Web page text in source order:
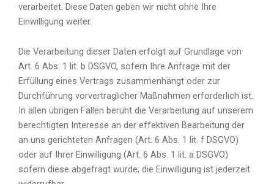
verarbeitet. Diese Daten geben wir nicht ohne Ihre
Einwilligung weiter.
Die Verarbeitung dieser Daten erfolgt auf Grundlage von
Art. 6 Abs. 1 lit. b DSGVO, sofern Ihre Anfrage mit der
Erfüllung eines Vertrags zusammenhängt oder zur
Durchführung vorvertraglicher Maßnahmen erforderlich ist.
In allen übrigen Fällen beruht die Verarbeitung auf unserem
berechtigten Interesse an der effektiven Bearbeitung der
an uns gerichteten Anfragen (Art. 6 Abs. 1 lit. f DSGVO)
oder auf Ihrer Einwilligung (Art. 6 Abs. 1 lit. a DSGVO)
sofern diese abgefragt wurde; die Einwilligung ist jederzeit